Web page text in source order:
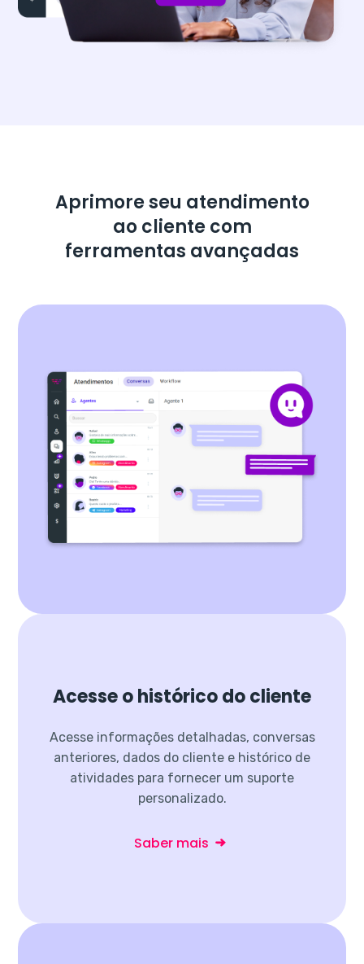
Aprimore seu atendimento
ao cliente com
ferramentas avançadas
Acesse o histórico do cliente
Acesse informações detalhadas, conversas
anteriores, dados do cliente e histórico de
atividades para fornecer um suporte
personalizado.
Saber mais